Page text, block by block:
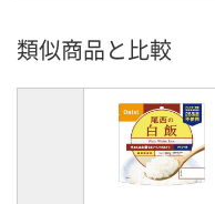
類似商品と比較